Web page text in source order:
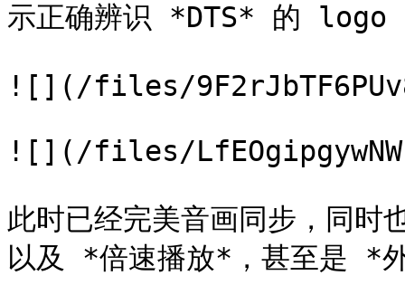
示正确辨识 *DTS* 的 logo
![](/files/
![](/files/
此时已经完美音画同步，同
以及 *倍速播放*，甚至是 *